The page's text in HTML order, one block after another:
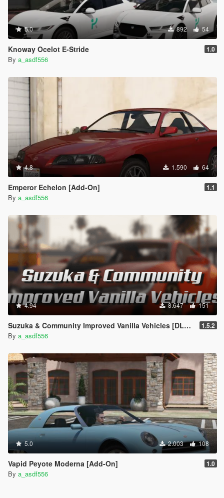
5.0 892 54
Knoway Ocelot E-Stride 1.0
By a_asdf556
4.8 1.590 64
Emperor Echelon [Add-On] 1.1
By a_asdf556
4.94 8.647 151
Suzuka & Community Improved Vanilla Vehicles [DLC Replacer] 1.5.2
By a_asdf556
5.0 2.003 108
Vapid Peyote Moderna [Add-On] 1.0
By a_asdf556